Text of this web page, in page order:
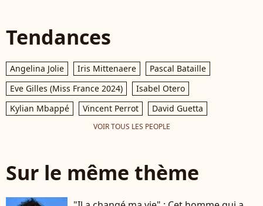
Tendances
Angelina Jolie Iris Mittenaere
Pascal Bataille
Eve Gilles (Miss France 2024)
Isabel Otero
Kylian Mbappé
Vincent Perrot David Guetta
VOIR TOUS LES PEOPLE
Sur le même thème